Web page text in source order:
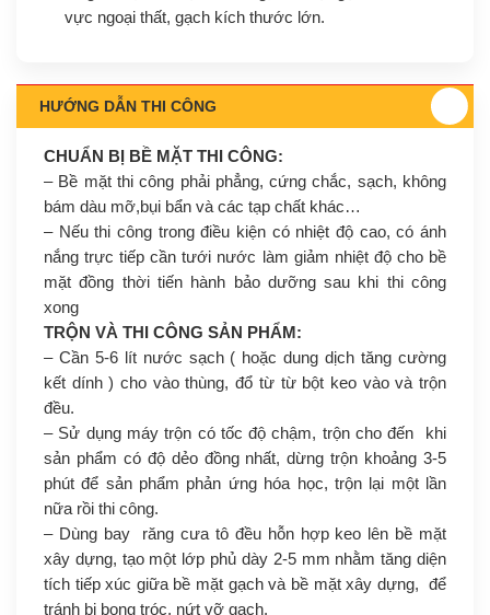
vực ngoại thất, gạch kích thước lớn.
HƯỚNG DẪN THI CÔNG
CHUẨN BỊ BỀ MẶT THI CÔNG:
– Bề mặt thi công phải phẳng, cứng chắc, sạch, không
bám dàu mỡ,bụi bẩn và các tạp chất khác…
– Nếu thi công trong điều kiện có nhiệt độ cao, có ánh
nắng trực tiếp cần tưới nước làm giảm nhiệt độ cho bề
mặt đồng thời tiến hành bảo dưỡng sau khi thi công
xong
TRỘN VÀ THI CÔNG SẢN PHẨM:
– Cần 5-6 lít nước sạch ( hoặc dung dịch tăng cường
kết dính ) cho vào thùng, đổ từ từ bột keo vào và trộn
đều.
– Sử dụng máy trộn có tốc độ chậm, trộn cho đến khi
sản phẩm có độ dẻo đồng nhất, dừng trộn khoảng 3-5
phút để sản phẩm phản ứng hóa học, trộn lại một lần
nữa rồi thi công.
– Dùng bay răng cưa tô đều hỗn hợp keo lên bề mặt
xây dựng, tạo một lớp phủ dày 2-5 mm nhằm tăng diện
tích tiếp xúc giữa bề mặt gạch và bề mặt xây dựng, để
tránh bị bong tróc, nứt vỡ gạch.